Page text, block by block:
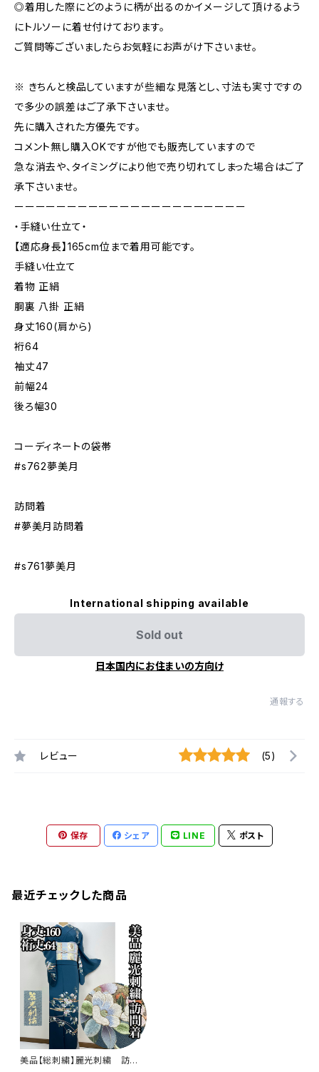
◎着用した際にどのように柄が出るのかイメージして頂けるよう
にトルソーに着せ付けております。
ご質問等ございましたらお気軽にお声がけ下さいませ。
※ きちんと検品していますが些細な見落とし、寸法も実寸ですの
で多少の誤差はご了承下さいませ。
先に購入された方優先です。
コメント無し購入OKですが他でも販売していますので
急な消去や、タイミングにより他で売り切れてしまった場合はご了
承下さいませ。
ーーーーーーーーーーーーーーーーーーーーーー
・手縫い仕立て・
【適応身長】165cm位まで着用可能です。
手縫い仕立て
着物 正絹
胴裏 八掛 正絹
身丈160(肩から)
裄64
袖丈47
前幅24
後ろ幅30
コーディネートの袋帯
#s762夢美月
訪問着
#夢美月訪問着
#s761夢美月
International shipping available
Sold out
日本国内にお住まいの方向け
通報する
レビュー (5)
保存 シェア LINE ポスト
最近チェックした商品
美品【総刺繍】麗光刺繍 訪問